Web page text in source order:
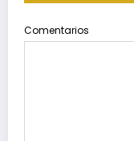
Comentarios